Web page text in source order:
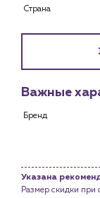
Страна
Важные
Бренд
Указана
Размер скидки при